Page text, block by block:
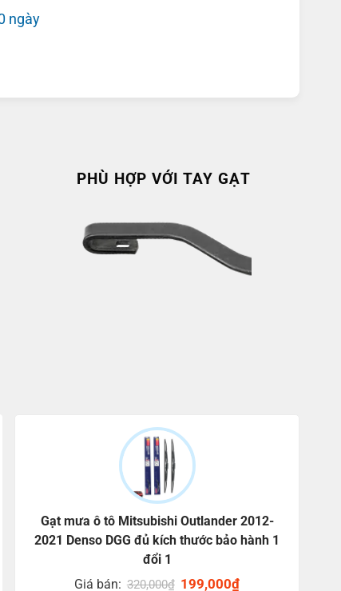
ngày
PHÙ HỢP VỚI TAY GẠT
Gạt mưa ô tô Mitsubishi Outlander 2012-
2021 Denso DGG đủ kích thước bảo hành 1
đổi 1
Giá bán: 320,000₫ Original
199,000₫